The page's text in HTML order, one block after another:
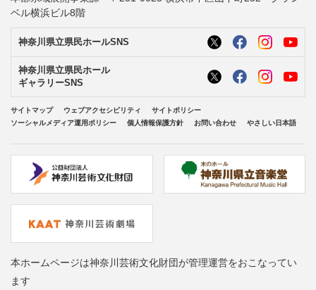
ベル横浜ビル8階
神奈川県立県民ホールSNS
神奈川県立県民ホール
ギャラリーSNS
サイトマップ ウェブアクセシビリティ
サイトポリシー
ソーシャルメディア運用ポリシー
個人情報保護方針 お問い合わせ やさしい日本語
本ホームページは神奈川芸術文化財団が管理運営をおこなってい
ます